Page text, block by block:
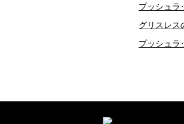
プッシュラ
グリスレス
プッシュラ